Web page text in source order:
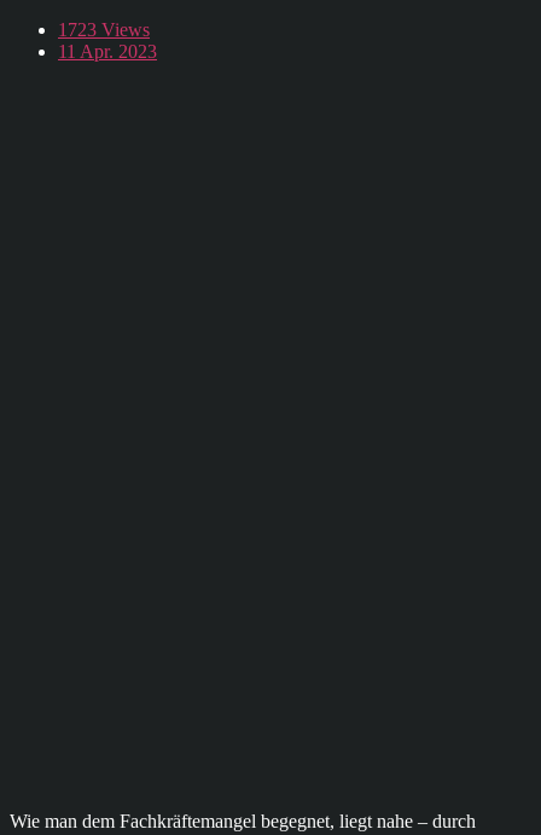
1723 Views
11 Apr. 2023
Wie man dem Fachkräftemangel begegnet, liegt nahe – durch